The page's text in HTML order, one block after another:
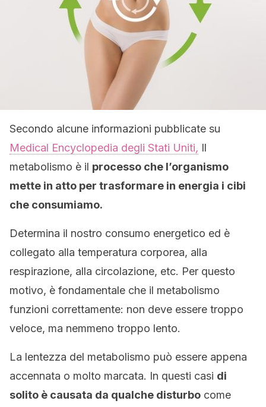
Secondo alcune informazioni pubblicate su
Medical Encyclopedia degli Stati Uniti, Il
metabolismo è il processo che l’organismo
mette in atto per trasformare in energia i cibi
che consumiamo.
Determina il nostro consumo energetico ed è
collegato alla temperatura corporea, alla
respirazione, alla circolazione, etc. Per questo
motivo, è fondamentale che il metabolismo
funzioni correttamente: non deve essere troppo
veloce, ma nemmeno troppo lento.
La lentezza del metabolismo può essere appena
accennata o molto marcata. In questi casi di
solito è causata da qualche disturbo come